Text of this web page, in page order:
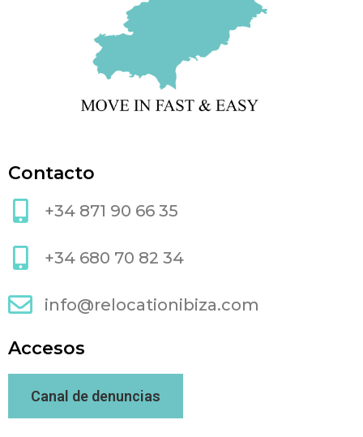
Contacto
+34 871 90 66 35
+34 680 70 82 34
info@relocationibiza.com
Accesos
Canal de denuncias